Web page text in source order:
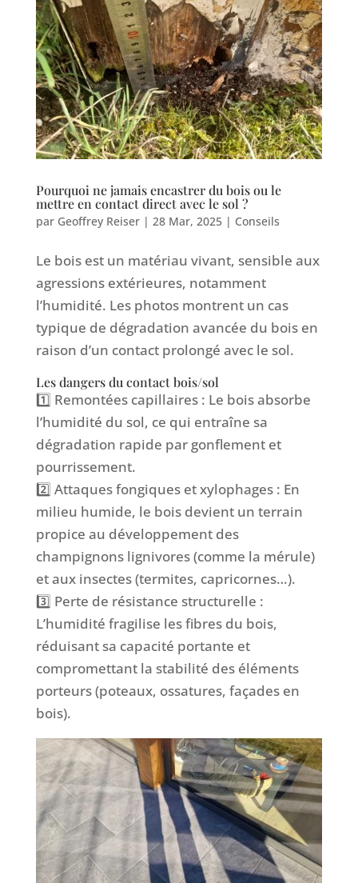
Pourquoi ne jamais encastrer du bois ou le
mettre en contact direct avec le sol ?
par Geoffrey Reiser| 28 Mar, 2025| Conseils
Le bois est un matériau vivant, sensible aux
agressions extérieures, notamment
l’humidité. Les photos montrent un cas
typique de dégradation avancée du bois en
raison d’un contact prolongé avec le sol.
Les dangers du contact bois/sol
1️⃣ Remontées capillaires : Le bois absorbe
l’humidité du sol, ce qui entraîne sa
dégradation rapide par gonflement et
pourrissement.
2️⃣ Attaques fongiques et xylophages : En
milieu humide, le bois devient un terrain
propice au développement des
champignons lignivores (comme la mérule)
et aux insectes (termites, capricornes…).
3️⃣ Perte de résistance structurelle :
L’humidité fragilise les fibres du bois,
réduisant sa capacité portante et
compromettant la stabilité des éléments
porteurs (poteaux, ossatures, façades en
bois).